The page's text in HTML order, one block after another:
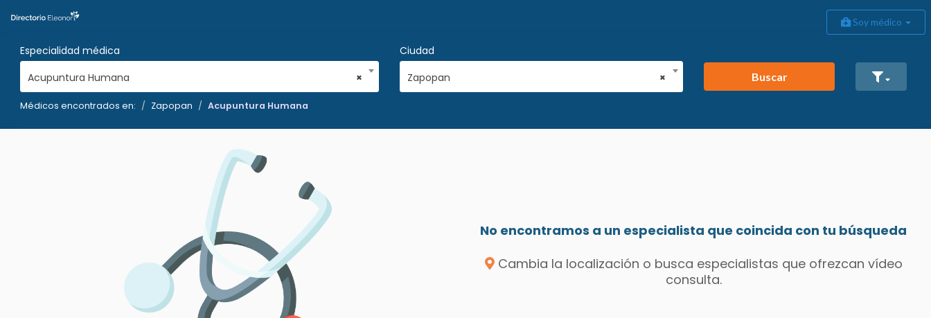
Soy médico
Especialidad médica
×
Acupuntura Humana
Ciudad
×
Zapopan Buscar
Médicos encontrados en: Zapopan Acupuntura Humana
No encontramos a un especialista que coincida con tu búsqueda
Cambia la localización o busca especialistas que ofrezcan vídeo
consulta.